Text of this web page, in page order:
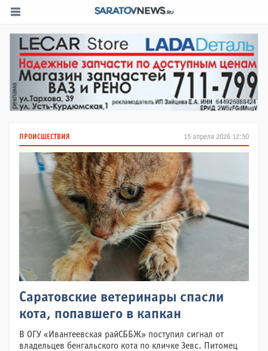
15 апреля 2026 12:50
ПРОИСШЕСТВИЯ
Саратовские ветеринары спасли
кота, попавшего в капкан
В ОГУ «Ивантеевская райСББЖ» поступил сигнал от
владельцев бенгальского кота по кличке Зевс. Питомец